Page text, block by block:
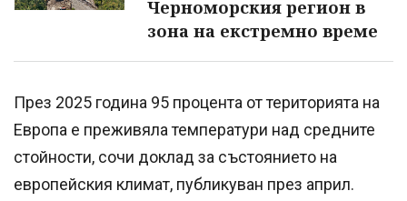
Черноморския регион в
зона на екстремно време
През 2025 година 95 процента от територията на
Европа е преживяла температури над средните
стойности, сочи доклад за състоянието на
европейския климат, публикуван през април.